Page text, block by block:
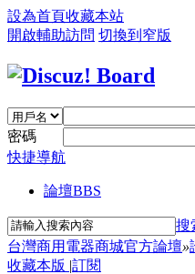
設為首頁收藏本站
開啟輔助訪問 切換到窄版
密碼
快捷導航
論壇BBS
搜
台灣商用電器商城官方論壇»
收藏本版 |訂閱